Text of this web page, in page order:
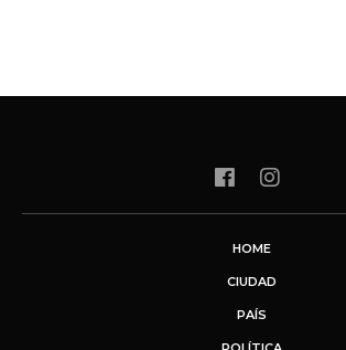
HOME
CIUDAD
PAÍS